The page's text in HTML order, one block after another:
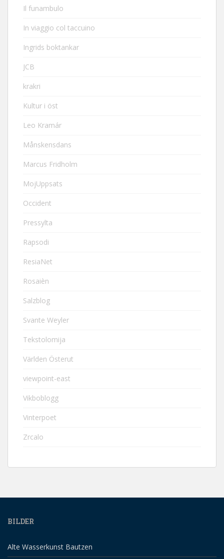
Il funambulo
In viaggio col taccuino
Ingrids boktankar
JCB
krakri
Kultur i öst
Leo Kramár
Månskensdans
Marcus Fridholm
MojUppsats
Occident
Pressylta
Rapsodi
ResiaNet
Rosaièn
Salzblog
Svante Weyler
Tekstolomija
Världen Österut
viewpoint-east
Vikboblogg
Vinterpoet
Zrcalo
BILDER
Alte Wasserkunst Bautzen